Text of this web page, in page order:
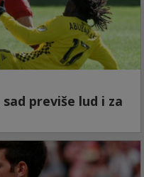
sad previše lud i za